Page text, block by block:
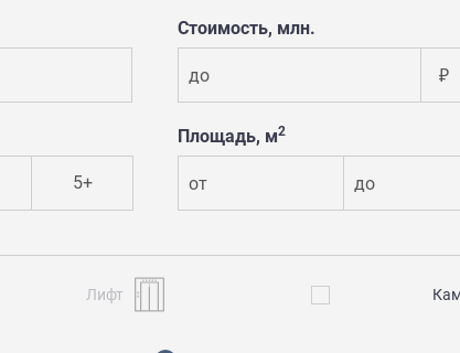
Стоимость, млн.
до ₽
5+
Площадь, м2
от до
Лифт